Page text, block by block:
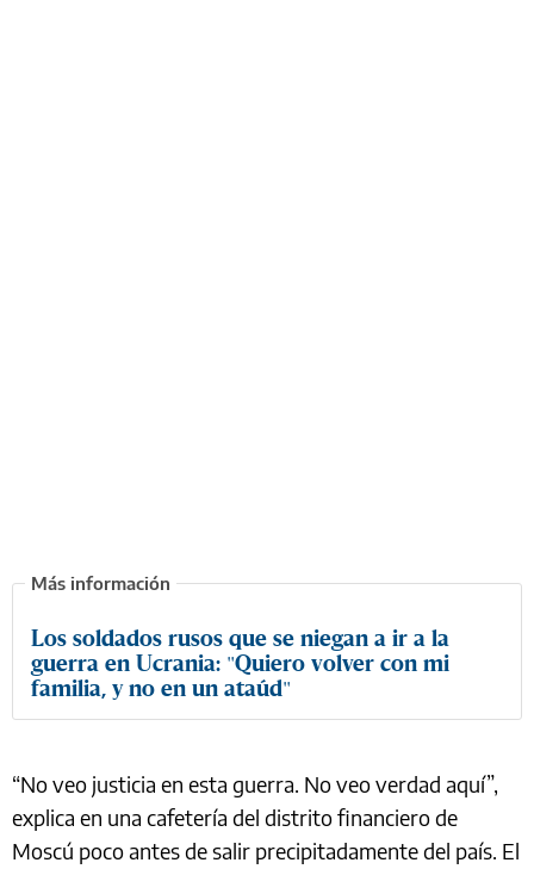
Los soldados rusos que se niegan a ir a la
guerra en Ucrania: "Quiero volver con mi
familia, y no en un ataúd"
“No veo justicia en esta guerra. No veo verdad aquí”,
explica en una cafetería del distrito financiero de
Moscú poco antes de salir precipitadamente del país. El